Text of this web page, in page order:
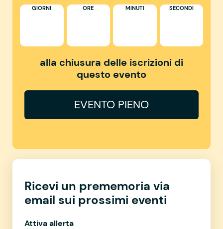
GIORNI ORE MINUTI SECONDI
alla chiusura delle iscrizioni di
questo evento
EVENTO PIENO
Ricevi un prememoria via
email sui prossimi eventi
Attiva allerta